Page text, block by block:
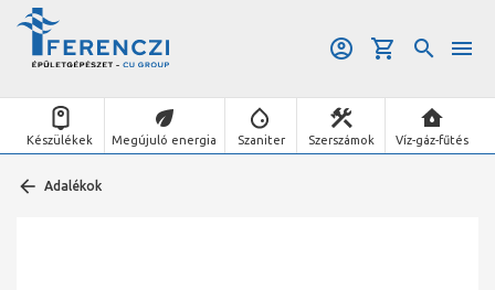
Készülékek Megújuló energia Szaniter Szerszámok Víz-gáz-fűtés
Adalékok